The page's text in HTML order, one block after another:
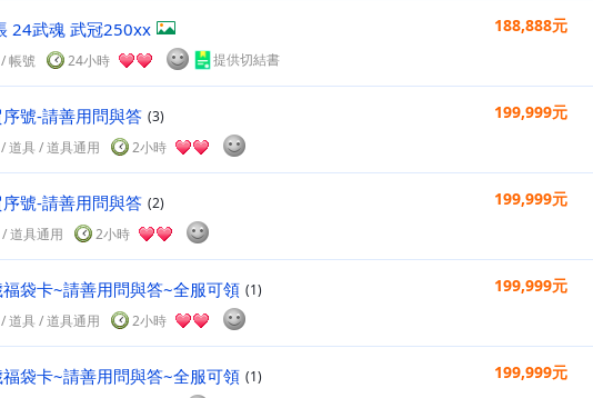
24武魂 武冠250xx
/帳號 24小時 提供切結書
188,888元
號-請善用問與答 (3)
/道具 / 道具通用 2小時
199,999元
號-請善用問與答 (2)
/ 道具通用 2小時
199,999元
袋卡~請善用問與答~全服可領 (1)
/道具 / 道具通用 2小時
199,999元
袋卡~請善用問與答~全服可領 (1)
199,999元